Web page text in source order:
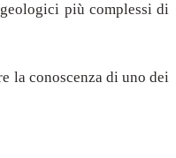
più complessi di
la conoscenza di uno dei